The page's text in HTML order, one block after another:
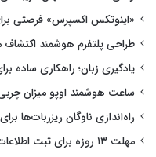
«اینوتکس اکسپرس» فرصتی
طراحی پلتفرم هوشمند
یادگیری زبان؛ راهکاری ساده
ساعت هوشمند اوپو میزان
راه‌اندازی ناوگان ریزربات‌ها
مهلت ۱۳ روزه برای ثبت اطلاعات کالاهای پزشکی